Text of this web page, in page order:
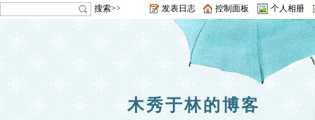
搜索>> 发表日志 控制面板 个人相册
木秀于林的博客